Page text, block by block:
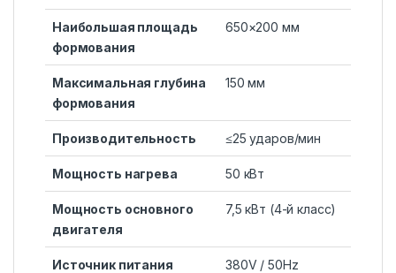
Наибольшая площадь
формования
650×200 мм
Максимальная глубина
формования
150 мм
Производительность ≤25 ударов/мин
Мощность нагрева 50 кВт
Мощность основного
двигателя
7,5 кВт (4-й класс)
Источник питания 380V / 50Hz